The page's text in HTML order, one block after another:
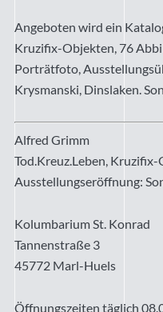
Angeboten wird ein
Kruzifix-Objekten, 76
Porträtfoto,
Krysmanski, Dinslaken.
Alfred Grimm
Tod.Kreuz.Leben,
Ausstellungseröffnung:
Kolumbarium St. Konrad
Tannenstraße 3
45772 Marl-Huels
Öffnungszeiten täglich